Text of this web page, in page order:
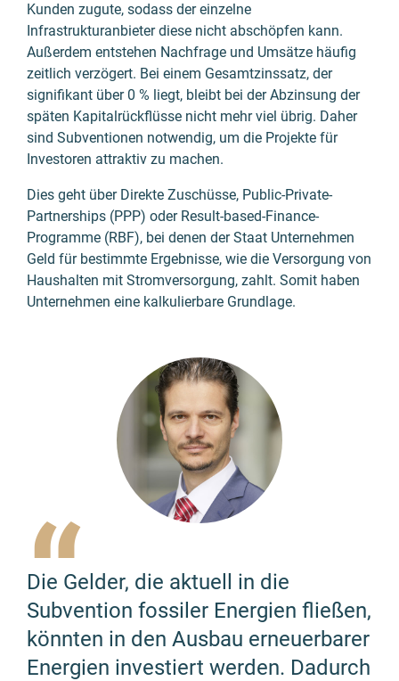
Kunden zugute, sodass der einzelne
Infrastrukturanbieter diese nicht abschöpfen kann.
Außerdem entstehen Nachfrage und Umsätze häufig
zeitlich verzögert. Bei einem Gesamtzinssatz, der
signifikant über 0 % liegt, bleibt bei der Abzinsung der
späten Kapitalrückflüsse nicht mehr viel übrig. Daher
sind Subventionen notwendig, um die Projekte für
Investoren attraktiv zu machen.
Dies geht über Direkte Zuschüsse, Public-Private-
Partnerships (PPP) oder Result-based-Finance-
Programme (RBF), bei denen der Staat Unternehmen
Geld für bestimmte Ergebnisse, wie die Versorgung von
Haushalten mit Stromversorgung, zahlt. Somit haben
Unternehmen eine kalkulierbare Grundlage.
“
Die Gelder, die aktuell in die
Subvention fossiler Energien fließen,
könnten in den Ausbau erneuerbarer
Energien investiert werden. Dadurch